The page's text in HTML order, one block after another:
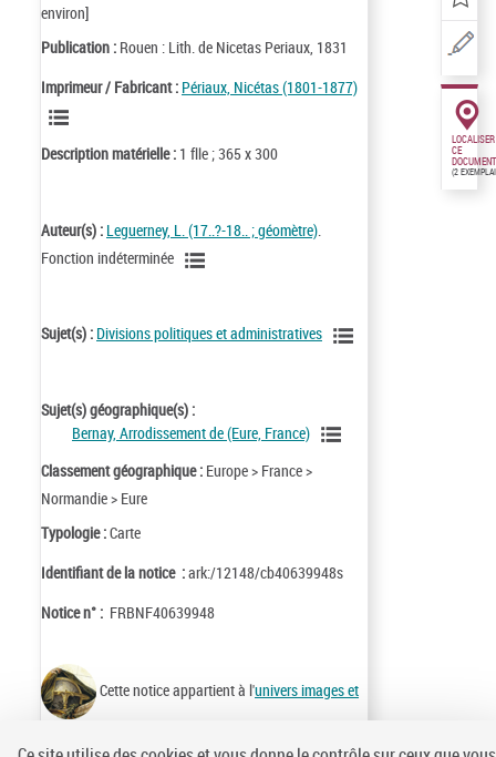
environ]
Publication : Rouen : Lith. de Nicetas Periaux, 1831
Imprimeur / Fabricant : Périaux, Nicétas (1801-1877)
Description matérielle : 1 flle ; 365 x 300
Auteur(s) : Leguerney, L. (17..?-18.. ; géomètre)
Fonction indéterminée
Sujet(s) : Divisions politiques et administratives
Sujet(s) géographique(s) :
Bernay, Arrodissement de (Eure, France)
Classement géographique : Europe > France >
Normandie > Eure
Typologie :Carte
Identifiant de la notice :ark:/12148/cb40639948s
Notice n° : FRBNF40639948
Cette notice appartient à l'univers images et
LOCALISER
CE
DOCUMENT
(2